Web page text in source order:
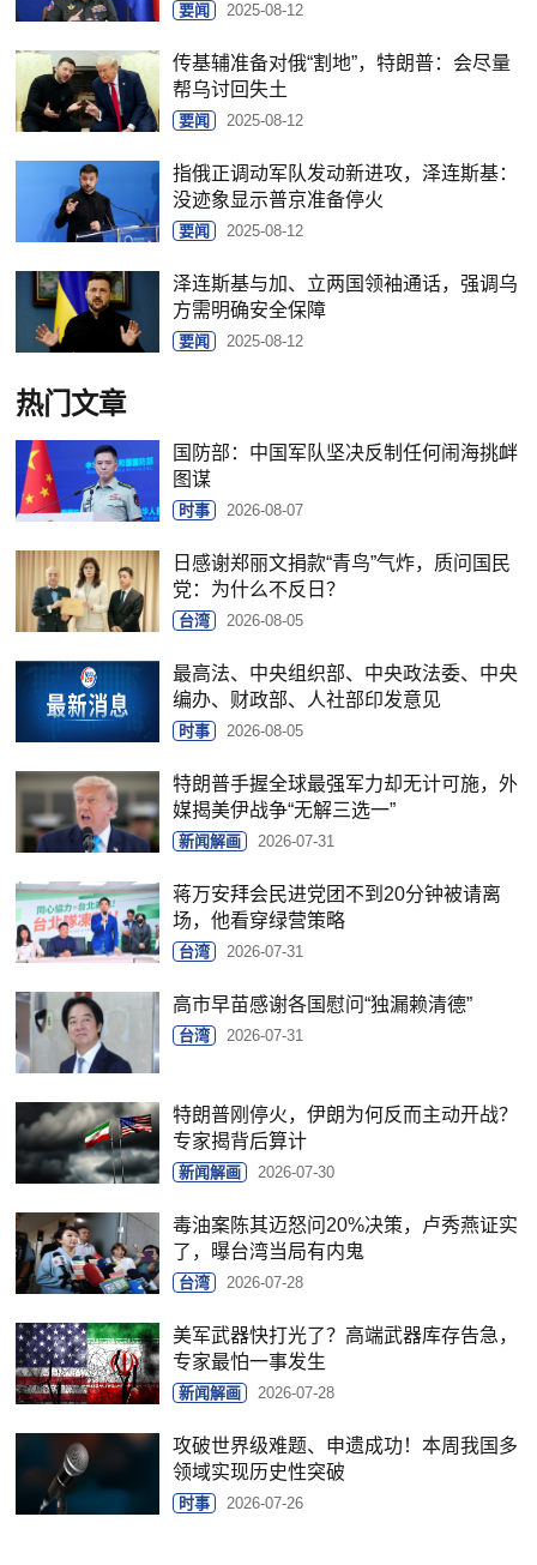
要闻 2025-08-12
传基辅准备对俄“割地”，特朗普：会尽量
帮乌讨回失土
要闻 2025-08-12
指俄正调动军队发动新进攻，泽连斯基：
没迹象显示普京准备停火
要闻 2025-08-12
泽连斯基与加、立两国领袖通话，强调乌
方需明确安全保障
要闻 2025-08-12
热门文章
国防部：中国军队坚决反制任何闹海挑衅
图谋
时事 2026-08-07
日感谢郑丽文捐款“青鸟”气炸，质问国民
党：为什么不反日？
台湾 2026-08-05
最高法、中央组织部、中央政法委、中央
编办、财政部、人社部印发意见
时事 2026-08-05
特朗普手握全球最强军力却无计可施，外
媒揭美伊战争“无解三选一”
新闻解画 2026-07-31
蒋万安拜会民进党团不到20分钟被请离
场，他看穿绿营策略
台湾 2026-07-31
高市早苗感谢各国慰问“独漏赖清德”
台湾 2026-07-31
特朗普刚停火，伊朗为何反而主动开战？
专家揭背后算计
新闻解画 2026-07-30
毒油案陈其迈怒问20%决策，卢秀燕证实
了，曝台湾当局有内鬼
台湾 2026-07-28
美军武器快打光了？高端武器库存告急，
专家最怕一事发生
新闻解画 2026-07-28
攻破世界级难题、申遗成功！本周我国多
领域实现历史性突破
时事 2026-07-26